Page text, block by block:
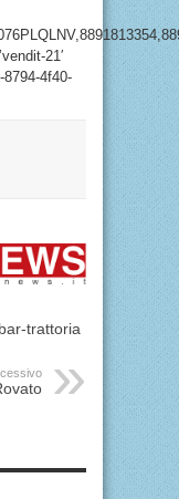
21′
8794-4f40-
trattoria